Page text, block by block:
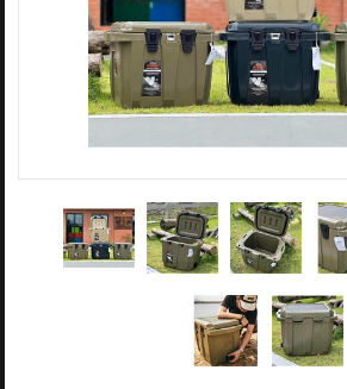
บัญชีผู้ใช้
ติดต่อเรา
ขั้นตอนการสั่งซื้อ
แจ้งชำระเงิน